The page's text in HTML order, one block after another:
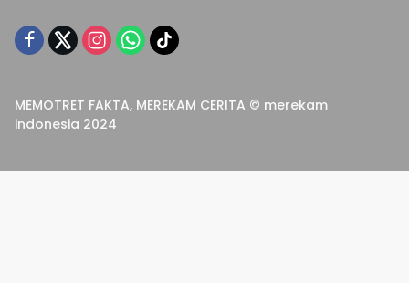
MEMOTRET FAKTA, MEREKAM CERITA © merekam
indonesia 2024